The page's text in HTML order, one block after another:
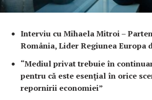
Interviu cu Mihaela Mitroi –
România, Lider Regiunea Europa
“Mediul privat trebuie în
pentru că este esențial în orice
repornirii economiei”